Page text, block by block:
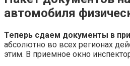
автомобиля
Теперь сдаем документы в
абсолютно во всех регионах
этим. В приемное окно